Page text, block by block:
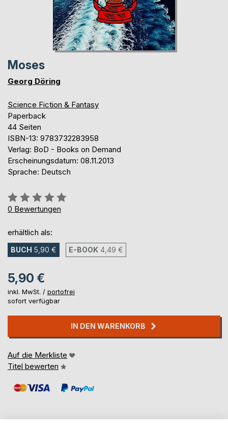
Moses
Georg Döring
Science Fiction & Fantasy
Paperback
44 Seiten
ISBN-13: 9783732283958
Verlag: BoD - Books on Demand
Erscheinungsdatum: 08.11.2013
Sprache: Deutsch
Bewertung::
0%
0 Bewertungen
erhältlich als:
BUCH 5,90 € E-BOOK 4,49 €
5,90 €
inkl. MwSt. / portofrei
sofort verfügbar
IN DEN WARENKORB
Auf die Merkliste
Titel bewerten